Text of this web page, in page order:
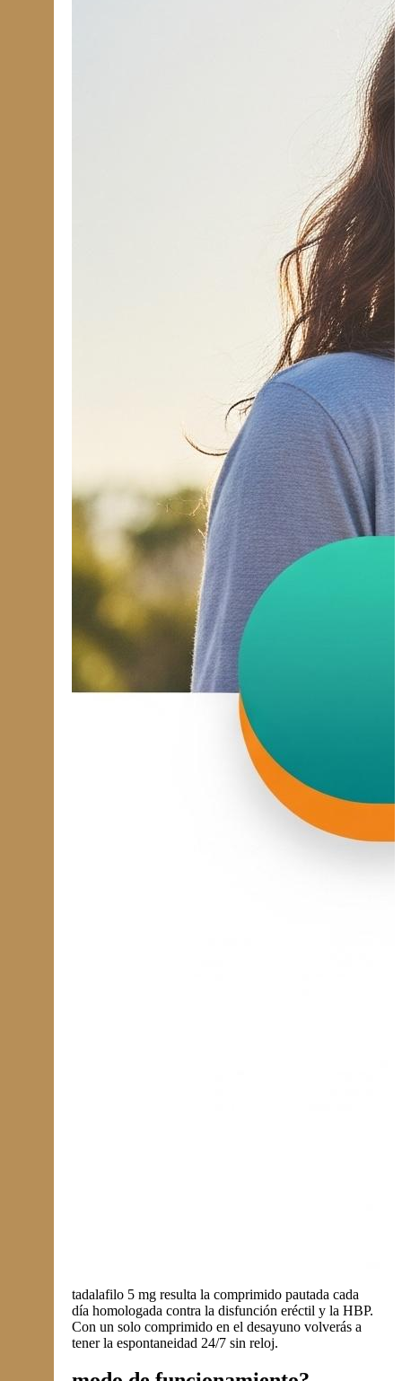
tadalafilo 5 mg resulta la comprimido pautada cada
día homologada contra la disfunción eréctil y la HBP.
Con un solo comprimido en el desayuno volverás a
tener la espontaneidad 24/7 sin reloj.